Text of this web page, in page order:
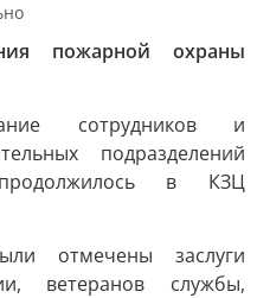
пожарной охраны
сотрудников и
подразделений
в КЗЦ
отмечены заслуги
ветеранов службы,